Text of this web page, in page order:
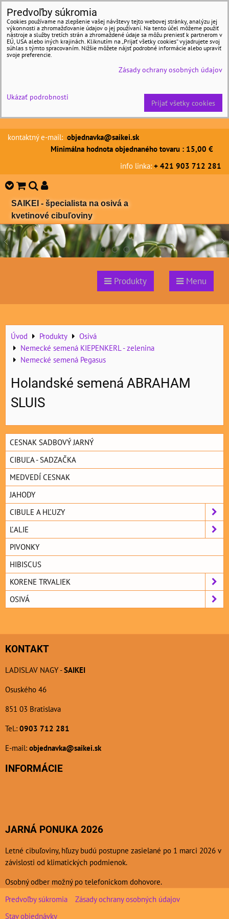
kontaktný e-mail: objednavka@saikei.sk
Minimálna hodnota objednaného tovaru : 15,00 €
info linka: + 421 903 712 281
SAIKEI - špecialista na osivá a
kvetinové cibuľoviny
Produkty Menu
Úvod Produkty
Osivá
Nemecké semená KIEPENKERL - zelenina
Nemecké semená Pegasus
Holandské semená ABRAHAM
SLUIS
CESNAK SADBOVÝ JARNÝ
CIBUĽA - SADZAČKA
MEDVEDÍ CESNAK
JAHODY
CIBULE A HĽUZY
ĽALIE
PIVONKY
HIBISCUS
KORENE TRVALIEK
OSIVÁ
KONTAKT
LADISLAV NAGY -SAIKEI
Osuského 46
851 03 Bratislava
Tel.: 0903 712 281
E-mail: objednavka@saikei.sk
INFORMÁCIE
JARNÁ PONUKA 2026
Letné cibuľoviny, hľuzy budú postupne zasielané po 1 marci 2026 v
závislosti od klimatických podmienok.
Osobný odber možný po telefonickom dohovore.
Predvoľby súkromia
Zásady ochrany osobných údajov
Stav objednávky
Predvoľby súkromia
Cookies používame na zlepšenie vašej návštevy tejto webovej stránky, analýzu jej
výkonnosti a zhromažďovanie údajov o jej používaní. Na tento účel môžeme použiť
nástroje a služby tretích strán a zhromaždené údaje sa môžu preniesť k partnerom v
EÚ, USA alebo iných krajinách. Kliknutím na „Prijať všetky cookies“ vyjadrujete svoj
súhlas s týmto spracovaním. Nižšie môžete nájsť podrobné informácie alebo upraviť
svoje preferencie.
Zásady ochrany osobných údajov
Ukázať podrobnosti
Prijať všetky cookies